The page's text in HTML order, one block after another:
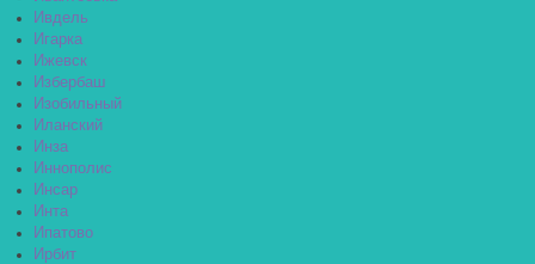
Ивдель
Игарка
Ижевск
Избербаш
Изобильный
Иланский
Инза
Иннополис
Инсар
Инта
Ипатово
Ирбит